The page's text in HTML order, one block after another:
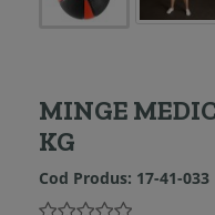
MINGE
KG
Cod Produs: 17-41-033